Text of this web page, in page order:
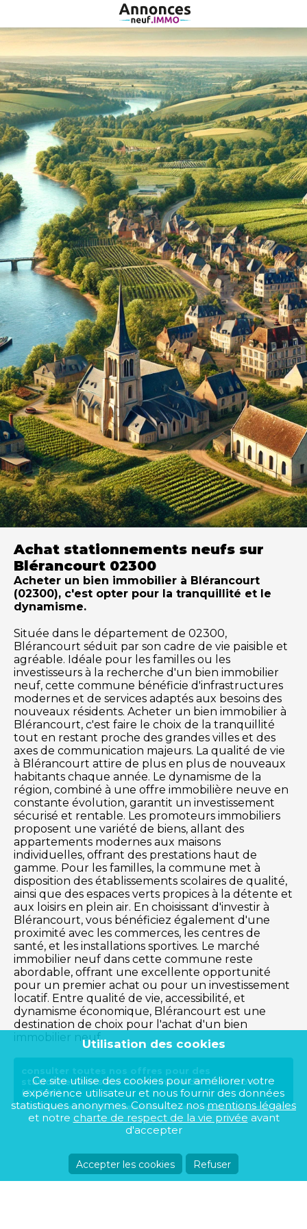
Achat stationnements neufs sur
Blérancourt 02300
Acheter un bien immobilier à Blérancourt
(02300), c'est opter pour la tranquillité et le
dynamisme.
Située dans le département de 02300,
Blérancourt séduit par son cadre de vie paisible et
agréable. Idéale pour les familles ou les
investisseurs à la recherche d'un bien immobilier
neuf, cette commune bénéficie d'infrastructures
modernes et de services adaptés aux besoins des
nouveaux résidents. Acheter un bien immobilier à
Blérancourt, c'est faire le choix de la tranquillité
tout en restant proche des grandes villes et des
axes de communication majeurs. La qualité de vie
à Blérancourt attire de plus en plus de nouveaux
habitants chaque année. Le dynamisme de la
région, combiné à une offre immobilière neuve en
constante évolution, garantit un investissement
sécurisé et rentable. Les promoteurs immobiliers
proposent une variété de biens, allant des
appartements modernes aux maisons
individuelles, offrant des prestations haut de
gamme. Pour les familles, la commune met à
disposition des établissements scolaires de qualité,
ainsi que des espaces verts propices à la détente et
aux loisirs en plein air. En choisissant d'investir à
Blérancourt, vous bénéficiez également d'une
proximité avec les commerces, les centres de
santé, et les installations sportives. Le marché
immobilier neuf dans cette commune reste
abordable, offrant une excellente opportunité
pour un premier achat ou pour un investissement
locatif. Entre qualité de vie, accessibilité, et
dynamisme économique, Blérancourt est une
destination de choix pour l'achat d'un bien
immobilier neuf.
consulter toutes nos offres pour des
stationnements sur la commune de Blérancourt
(02300)
Utilisation des cookies
Ce site utilise des cookies pour améliorer votre
expérience utilisateur et nous fournir des données
statistiques anonymes. Consultez nosmentions légales
et notre charte de respect de la vie privée avant
d'accepter
Accepter les cookies Refuser